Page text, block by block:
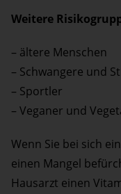
Weitere
– ältere Menschen
– Schwangere und
– Sportler
– Veganer und
Wenn Sie bei sich
einen Mangel
Hausarzt einen